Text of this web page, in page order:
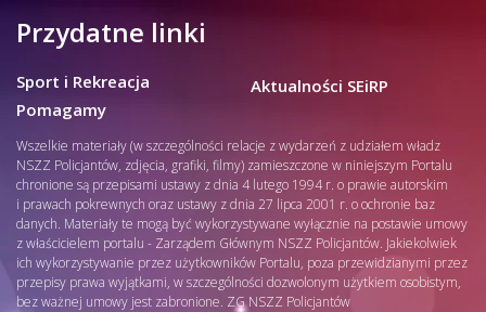
Przydatne linki
Sport i Rekreacja
Pomagamy
Aktualności SEiRP
Wszelkie materiały (w szczególności relacje z wydarzeń z udziałem władz
NSZZ Policjantów, zdjęcia, grafiki, filmy) zamieszczone w niniejszym Portalu
chronione są przepisami ustawy z dnia 4 lutego 1994 r. o prawie autorskim
i prawach pokrewnych oraz ustawy z dnia 27 lipca 2001 r. o ochronie baz
danych. Materiały te mogą być wykorzystywane wyłącznie na postawie umowy
z właścicielem portalu - Zarządem Głównym NSZZ Policjantów. Jakiekolwiek
ich wykorzystywanie przez użytkowników Portalu, poza przewidzianymi przez
przepisy prawa wyjątkami, w szczególności dozwolonym użytkiem osobistym,
bez ważnej umowy jest zabronione. ZG NSZZ Policjantów